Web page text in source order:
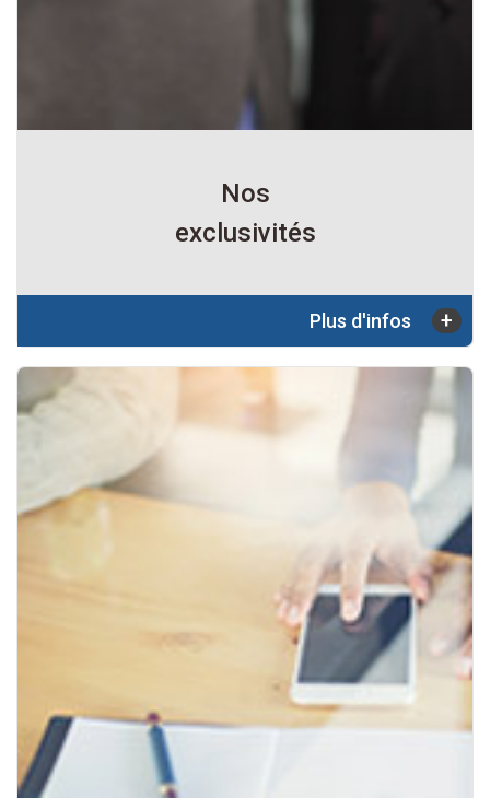
Nos
exclusivités
Plus d'infos +